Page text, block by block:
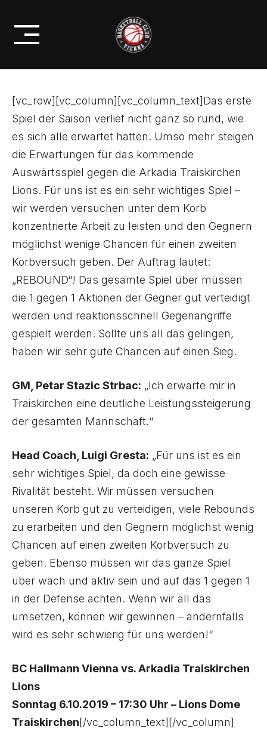
content
WICHTIGES SPIEL GEGEN
TRAISKIRCHEN LIONS
[vc_row][vc_column][vc_column_text]Das erste
Spiel der Saison verlief nicht ganz so rund, wie
es sich alle erwartet hatten. Umso mehr steigen
die Erwartungen für das kommende
Auswärtsspiel gegen die Arkadia Traiskirchen
Lions. Für uns ist es ein sehr wichtiges Spiel –
wir werden versuchen unter dem Korb
konzentrierte Arbeit zu leisten und den Gegnern
möglichst wenige Chancen für einen zweiten
Korbversuch geben. Der Auftrag lautet:
„REBOUND“! Das gesamte Spiel über müssen
die 1 gegen 1 Aktionen der Gegner gut verteidigt
werden und reaktionsschnell Gegenangriffe
gespielt werden. Sollte uns all das gelingen,
haben wir sehr gute Chancen auf einen Sieg.
GM, Petar Stazic Strbac: „Ich erwarte mir in
Traiskirchen eine deutliche Leistungssteigerung
der gesamten Mannschaft.“
Head Coach, Luigi Gresta: „Für uns ist es ein
sehr wichtiges Spiel, da doch eine gewisse
Rivalität besteht. Wir müssen versuchen
unseren Korb gut zu verteidigen, viele Rebounds
zu erarbeiten und den Gegnern möglichst wenig
Chancen auf einen zweiten Korbversuch zu
geben. Ebenso müssen wir das ganze Spiel
über wach und aktiv sein und auf das 1 gegen 1
in der Defense achten. Wenn wir all das
umsetzen, können wir gewinnen – andernfalls
wird es sehr schwierig für uns werden!“
BC Hallmann Vienna vs. Arkadia Traiskirchen
Lions
Sonntag 6.10.2019 – 17:30 Uhr – Lions Dome
Traiskirchen[/vc_column_text][/vc_column]